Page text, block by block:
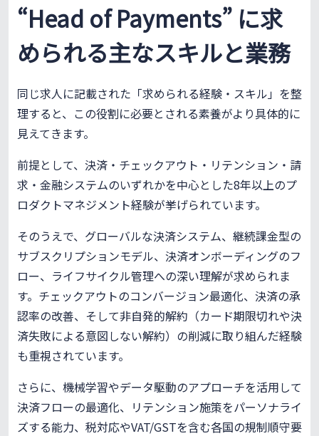
“Head of Payments” に求
められる主なスキルと業務
同じ求人に記載された「求められる経験・スキル」を整
理すると、この役割に必要とされる素養がより具体的に
見えてきます。
前提として、決済・チェックアウト・リテンション・請
求・金融システムのいずれかを中心とした8年以上のプ
ロダクトマネジメント経験が挙げられています。
そのうえで、グローバルな決済システム、継続課金型の
サブスクリプションモデル、決済オンボーディングのフ
ロー、ライフサイクル管理への深い理解が求められま
す。チェックアウトのコンバージョン最適化、決済の承
認率の改善、そして非自発的解約（カード期限切れや決
済失敗による意図しない解約）の削減に取り組んだ経験
も重視されています。
さらに、機械学習やデータ駆動のアプローチを活用して
決済フローの最適化、リテンション施策をパーソナライ
ズする能力、税対応やVAT/GSTを含む各国の規制順守要